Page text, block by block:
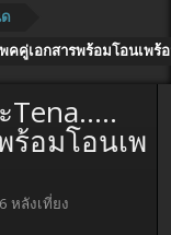
คู่เอกสารพร้อมโอนเพร้อ
ร้อมโอนเพ
หลังเที่ยง